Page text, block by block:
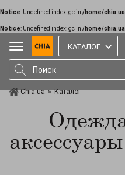
Notice: Undefined index: gc in /home/
Notice: Undefined index: gc in /home/
КАТАЛОГ
Chia.ua » Каталог